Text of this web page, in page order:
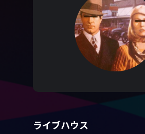
ライブハウス